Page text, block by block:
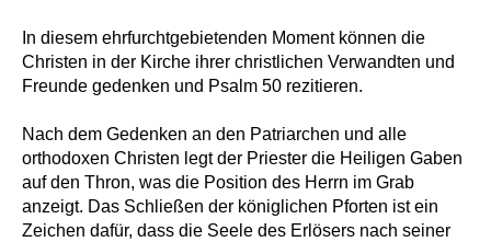
In diesem ehrfurchtgebietenden Moment können die
Christen in der Kirche ihrer christlichen Verwandten und
Freunde gedenken und Psalm 50 rezitieren.
Nach dem Gedenken an den Patriarchen und alle
orthodoxen Christen legt der Priester die Heiligen Gaben
auf den Thron, was die Position des Herrn im Grab
anzeigt. Das Schließen der königlichen Pforten ist ein
Zeichen dafür, dass die Seele des Erlösers nach seiner